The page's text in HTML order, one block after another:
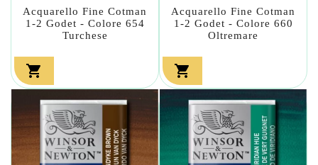
Acquarello Fine Cotman
1-2 Godet - Colore 654
Turchese

Acquarello Fine Cotman
1-2 Godet - Colore 660
Oltremare
